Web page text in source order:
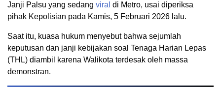
Janji Palsu yang sedang viral di Metro, usai diperiksa
pihak Kepolisian pada Kamis, 5 Februari 2026 lalu.
Saat itu, kuasa hukum menyebut bahwa sejumlah
keputusan dan janji kebijakan soal Tenaga Harian Lepas
(THL) diambil karena Walikota terdesak oleh massa
demonstran.